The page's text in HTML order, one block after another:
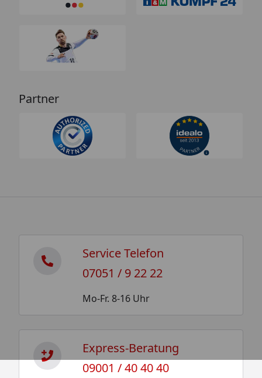
Partner
Service Telefon
07051 / 9 22 22
Mo-Fr. 8-16 Uhr
Express-Beratung
09001 / 40 40 40